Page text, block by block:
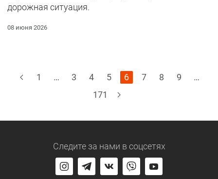
дорожная ситуация.
08 июня 2026
1 … 3 4 5 6 7 8 9
…
171
Следите за нами в соцсетях